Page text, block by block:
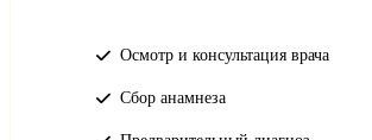
Осмотр и консультация врача
Сбор анамнеза